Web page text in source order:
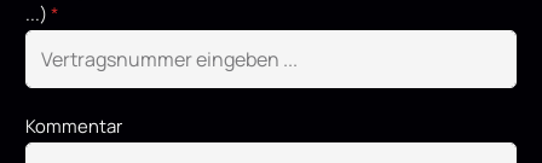
...) *
Kommentar